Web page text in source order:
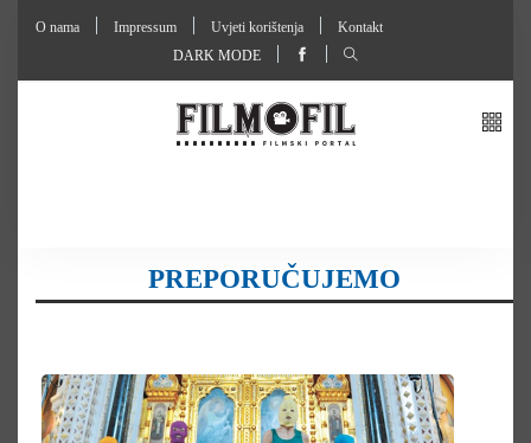
O nama Impressum Uvjeti korištenja
Kontakt
DARK MODE
PREPORUČUJEMO